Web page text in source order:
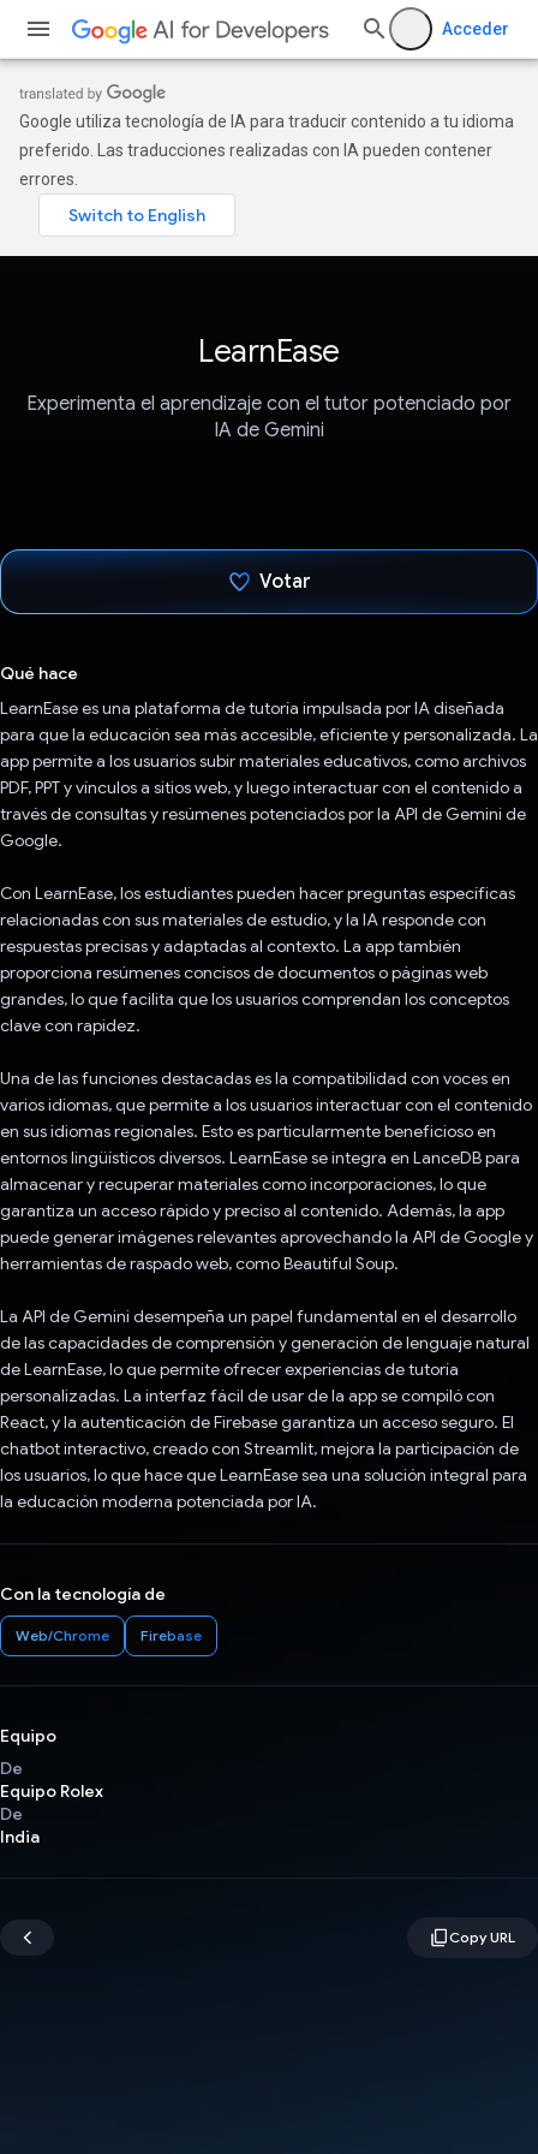
Acceder
Google utiliza tecnología de IA para traducir contenido a tu idioma
preferido. Las traducciones realizadas con IA pueden contener
errores.
LearnEase
Experimenta el aprendizaje con el tutor potenciado por
IA de Gemini
Votar
Qué hace
LearnEase es una plataforma de tutoría impulsada por IA diseñada
para que la educación sea más accesible, eficiente y personalizada. La
app permite a los usuarios subir materiales educativos, como archivos
PDF, PPT y vínculos a sitios web, y luego interactuar con el contenido a
través de consultas y resúmenes potenciados por la API de Gemini de
Google.
Con LearnEase, los estudiantes pueden hacer preguntas específicas
relacionadas con sus materiales de estudio, y la IA responde con
respuestas precisas y adaptadas al contexto. La app también
proporciona resúmenes concisos de documentos o páginas web
grandes, lo que facilita que los usuarios comprendan los conceptos
clave con rapidez.
Una de las funciones destacadas es la compatibilidad con voces en
varios idiomas, que permite a los usuarios interactuar con el contenido
en sus idiomas regionales. Esto es particularmente beneficioso en
entornos lingüísticos diversos. LearnEase se integra en LanceDB para
almacenar y recuperar materiales como incorporaciones, lo que
garantiza un acceso rápido y preciso al contenido. Además, la app
puede generar imágenes relevantes aprovechando la API de Google y
herramientas de raspado web, como Beautiful Soup.
La API de Gemini desempeña un papel fundamental en el desarrollo
de las capacidades de comprensión y generación de lenguaje natural
de LearnEase, lo que permite ofrecer experiencias de tutoría
personalizadas. La interfaz fácil de usar de la app se compiló con
React, y la autenticación de Firebase garantiza un acceso seguro. El
chatbot interactivo, creado con Streamlit, mejora la participación de
los usuarios, lo que hace que LearnEase sea una solución integral para
la educación moderna potenciada por IA.
Con la tecnología de
Web/Chrome Firebase
Equipo
De
Equipo Rolex
De
India